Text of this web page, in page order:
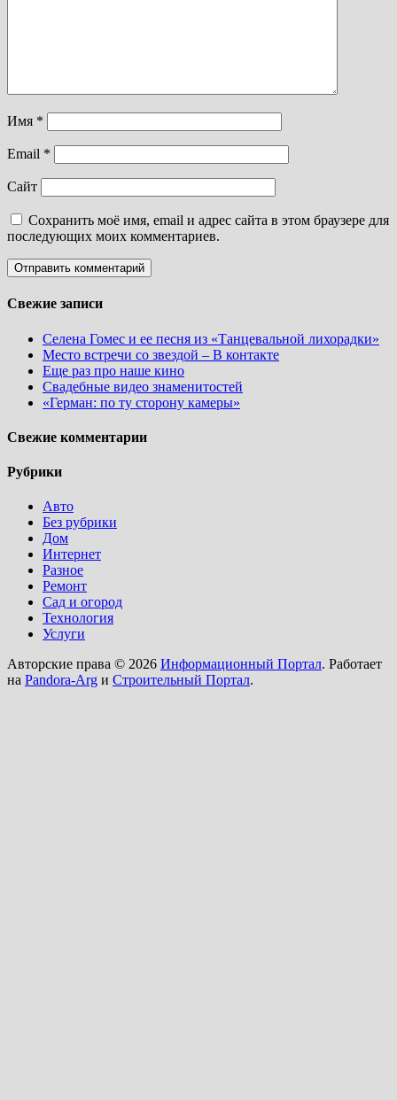
Имя *
Email *
Сайт
Сохранить моё имя, email и адрес сайта в этом браузере для
последующих моих комментариев.
Свежие записи
Селена Гомес и ее песня из «Танцевальной лихорадки»
Место встречи со звездой – В контакте
Еще раз про наше кино
Свадебные видео знаменитостей
«Герман: по ту сторону камеры»
Свежие комментарии
Рубрики
Авто
Без рубрики
Дом
Интернет
Разное
Ремонт
Сад и огород
Технология
Услуги
Авторские права © 2026 Информационный Портал. Работает
на Pandora-Arg и Строительный Портал.